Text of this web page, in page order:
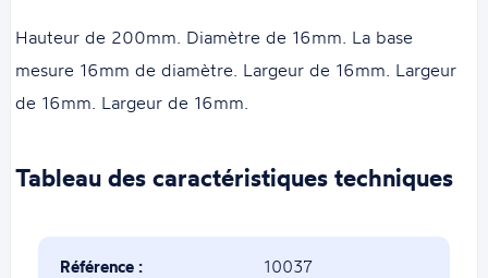
Hauteur de 200mm. Diamètre de 16mm. La base
mesure 16mm de diamètre. Largeur de 16mm. Largeur
de 16mm. Largeur de 16mm.
Tableau des caractéristiques techniques
Référence : 10037